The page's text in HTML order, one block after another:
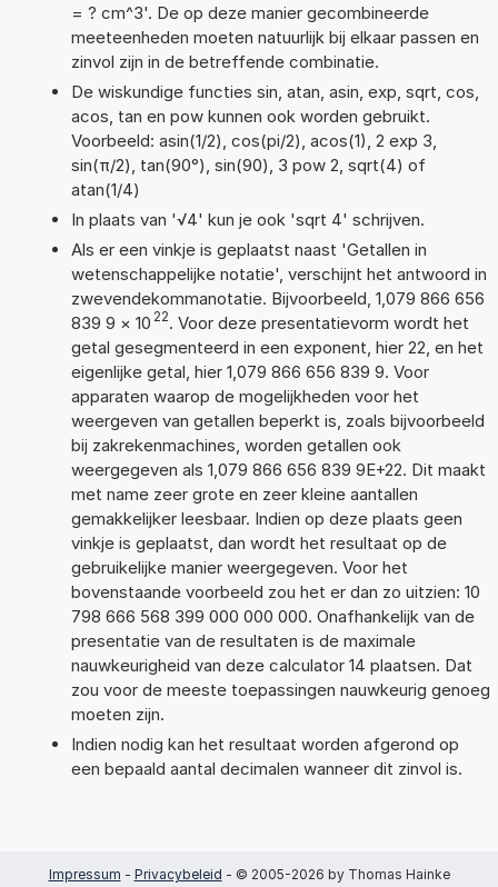
= ? cm^3'. De op deze manier gecombineerde
meeteenheden moeten natuurlijk bij elkaar passen en
zinvol zijn in de betreffende combinatie.
De wiskundige functies sin, atan, asin, exp, sqrt, cos,
acos, tan en pow kunnen ook worden gebruikt.
Voorbeeld: asin(1/2), cos(pi/2), acos(1), 2 exp 3,
sin(π/2), tan(90°), sin(90), 3 pow 2, sqrt(4) of
atan(1/4)
In plaats van '√4' kun je ook 'sqrt 4' schrijven.
Als er een vinkje is geplaatst naast 'Getallen in
wetenschappelijke notatie', verschijnt het antwoord in
zwevendekommanotatie. Bijvoorbeeld, 1,079 866 656
839 9 × 10 22. Voor deze presentatievorm wordt het
getal gesegmenteerd in een exponent, hier 22, en het
eigenlijke getal, hier 1,079 866 656 839 9. Voor
apparaten waarop de mogelijkheden voor het
weergeven van getallen beperkt is, zoals bijvoorbeeld
bij zakrekenmachines, worden getallen ook
weergegeven als 1,079 866 656 839 9E+22. Dit maakt
met name zeer grote en zeer kleine aantallen
gemakkelijker leesbaar. Indien op deze plaats geen
vinkje is geplaatst, dan wordt het resultaat op de
gebruikelijke manier weergegeven. Voor het
bovenstaande voorbeeld zou het er dan zo uitzien: 10
798 666 568 399 000 000 000. Onafhankelijk van de
presentatie van de resultaten is de maximale
nauwkeurigheid van deze calculator 14 plaatsen. Dat
zou voor de meeste toepassingen nauwkeurig genoeg
moeten zijn.
Indien nodig kan het resultaat worden afgerond op
een bepaald aantal decimalen wanneer dit zinvol is.
Impressum - Privacybeleid - © 2005-2026 by Thomas Hainke